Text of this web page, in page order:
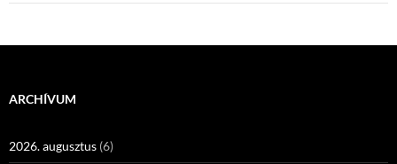
ARCHÍVUM
2026. augusztus (6)